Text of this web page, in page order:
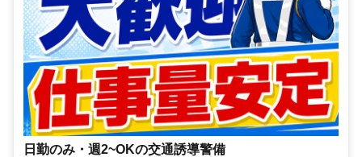
日勤のみ・週2~OKの交通誘導警備